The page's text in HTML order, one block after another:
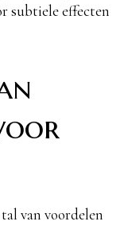
subtiele effecten
van voordelen